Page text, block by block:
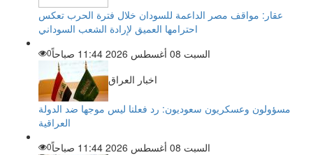
عقار: مواقف مصر الداعمة للسودان خلال فترة الحرب تعكس
احترامها العميق لإرادة الشعب السوداني
السبت 08 أغسطس 2026 11:44 صباحاً
0
اخبار العراق
مسؤولون وعسكريون سعوديون: رد فعلنا ليس موجها ضد الدولة
العراقية
السبت 08 أغسطس 2026 11:44 صباحاً
0